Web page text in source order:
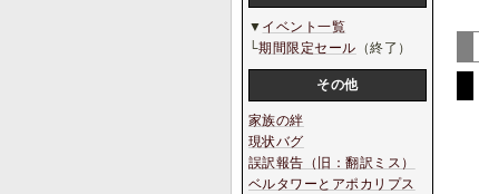
▼ イベント一覧
└期間限定セール （終了）
その他
家族の絆
現状バグ
誤訳報告（旧：翻訳ミス）
ベルタワーとアポカリプス